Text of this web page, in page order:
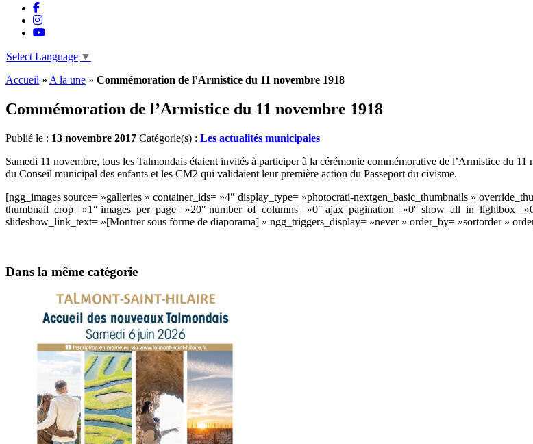
Select Language ▼
Accueil » A la une » Commémoration de l’Armistice du 11 novembre 1918
Commémoration de l’Armistice du 11 novembre 1918
Publié le : 13 novembre 2017 Catégorie(s) : Les actualités municipales
Samedi 11 novembre, tous les Talmondais étaient invités à participer à la cérémonie commémorative de l’Armistice du
du Conseil municipal des enfants et les CM2 qui validaient leur première action du Passeport du civisme.
[ngg_images source= »galleries » container_ids= »4″ display_type= »photocrati-nextgen_basic_thumbnails »
thumbnail_crop= »1″ images_per_page= »20″ number_of_columns= »0″ ajax_pagination= »0″ show_all_in_lightbox=
slideshow_link_text= »[Montrer sous forme de diaporama] » ngg_triggers_display= »never » order_by= »sortorder »
Dans la même catégorie